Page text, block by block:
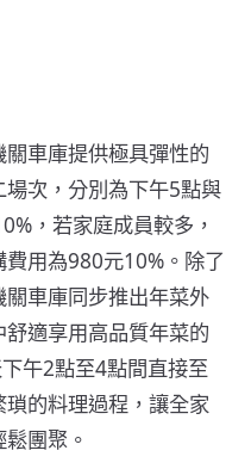
車庫提供極具彈性的
次，分別為下午5點與
，若家庭成員較多，
用為980元10%。除了
車庫同步推出年菜外
適享用高品質年菜的
午2點至4點間直接至
的料理過程，讓全家
團聚。